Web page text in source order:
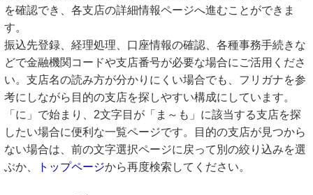
を確認でき、各支店の詳細情報ページへ進むことができま
す。
振込先登録、経理処理、口座情報の確認、各種事務手続きな
どで金融機関コードや支店番号が必要な場合にご活用くださ
い。支店名の読み方が分かりにくい場合でも、フリガナを参
考にしながら目的の支店を探しやすい構成にしています。
「に」で始まり、2文字目が「ま～も」に該当する支店を探
したい場合に便利な一覧ページです。目的の支店が見つから
ない場合は、前の文字選択ページに戻って別の絞り込みを選
ぶか、
トップページから再度検索してください。